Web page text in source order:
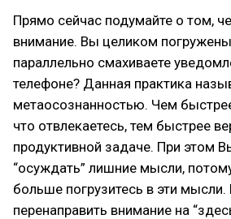
Прямо сейчас подумайте о том,
внимание. Вы целиком
параллельно смахиваете
телефоне? Данная практика
метаосознанностью. Чем
что отвлекаетесь, тем быстрее
продуктивной задаче. При этом
“осуждать” лишние мысли,
больше погрузитесь в эти
перенаправить внимание на